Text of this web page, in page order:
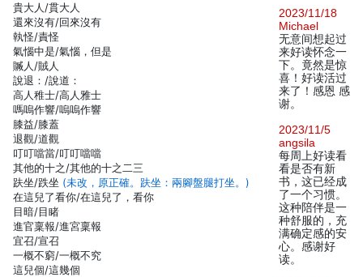
貴大人/貫大人
還來沒有/回來沒有
執怪/責怪
氣惱中是/氣惱，但是
贓人/賊人
說退：/說道：
高人稚士/高人雅士
嗎嗚作響/嗚嗚作響
膝益/膝蓋
退觀/道觀
叮叮噹當/叮叮噹噹
其他的十之/其他的十之二三
趺坐/跌坐 (未改，原正確。趺坐：兩腳盤腿打坐。)
在這兒了看你/在這兒了，看你
目暗/目睹
進官稟報/進宮稟報
宜召/宣召
一概不窮/一概不究
這兒個/這幾個
2023/11/18
Michael
无意间想起过
来好读怀念一
下。竟然是惊
喜！好读活过
来了！感恩 感
谢。
2023/11/5
angsila
每周上好读看
看是否有新
书，这已经成
了一个习惯。
这种陪伴是一
种舒服的，充
满确定感的安
心。感谢好
读。